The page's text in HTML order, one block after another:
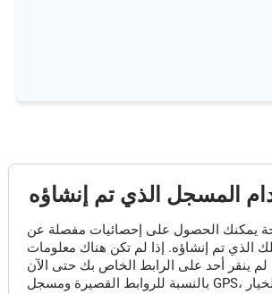
المسجل الذي تم إنشاؤه
يمكنك الحصول على إحصائيات مفصلة عن
الذي تم إنشاؤه. إذا لم تكن هناك معلومات
بالنسبة للروابط القصيرة ومسجل GPS، يمكنك تمكين الخيار